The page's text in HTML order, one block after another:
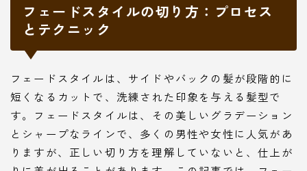
フェードスタイルの切り方：プロセス
とテクニック
フェードスタイルは、サイドやバックの髪が段階的に
短くなるカットで、洗練された印象を与える髪型で
す。フェードスタイルは、その美しいグラデーション
とシャープなラインで、多くの男性や女性に人気があ
りますが、正しい切り方を理解していないと、仕上が